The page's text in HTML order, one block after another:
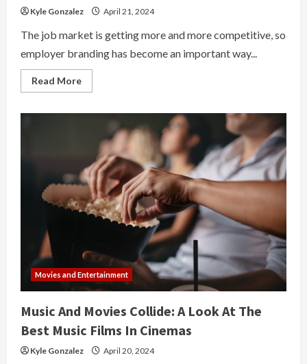
Kyle Gonzalez April 21, 2024
The job market is getting more and more competitive, so
employer branding has become an important way...
Read MoreRead
more
Employer
Branding:
Why
Investing
In
Your
Reputation
Pays
Off
Movies and Entertainment
Music And Movies Collide: A Look At The
Best Music Films In Cinemas
Kyle Gonzalez April 20, 2024